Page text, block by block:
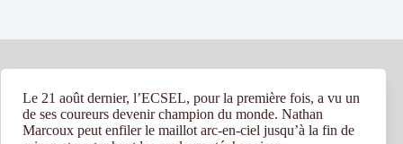
Le 21 août dernier, l’ECSEL, pour la première fois, a vu un
de ses coureurs devenir champion du monde. Nathan
Marcoux peut enfiler le maillot arc-en-ciel jusqu’à la fin de